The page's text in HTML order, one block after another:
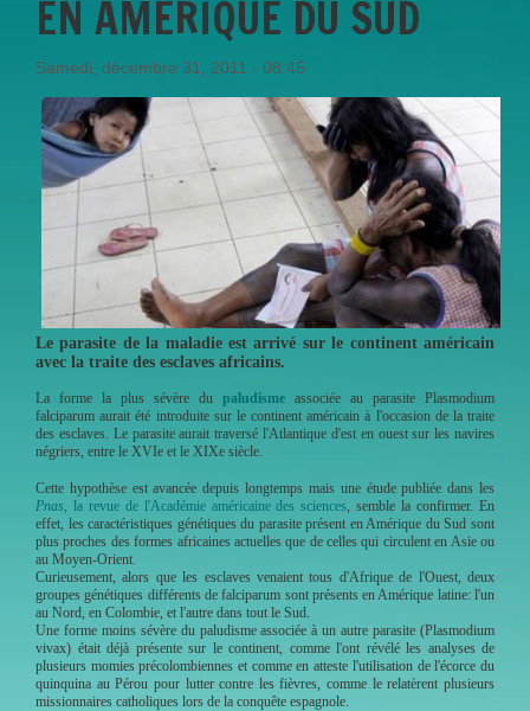
EN AMÉRIQUE DU SUD
Samedi, décembre 31, 2011 - 08:45
Le parasite de la maladie est arrivé sur le continent américain
avec la traite des esclaves africains.
La forme la plus sévère du paludisme associée au parasite Plasmodium
falciparum aurait été introduite sur le continent américain à l'occasion de la traite
des esclaves. Le parasite aurait traversé l'Atlantique d'est en ouest sur les navires
négriers, entre le XVIe et le XIXe siècle.
Cette hypothèse est avancée depuis longtemps mais une étude publiée dans les
Pnas , la revue de l'Académie américaine des sciences , semble la confirmer. En
effet, les caractéristiques génétiques du parasite présent en Amérique du Sud sont
plus proches des formes africaines actuelles que de celles qui circulent en Asie ou
au Moyen-Orient.
Curieusement, alors que les esclaves venaient tous d'Afrique de l'Ouest, deux
groupes génétiques différents de falciparum sont présents en Amérique latine: l'un
au Nord, en Colombie, et l'autre dans tout le Sud.
Une forme moins sévère du paludisme associée à un autre parasite (Plasmodium
vivax) était déjà présente sur le continent, comme l'ont révélé les analyses de
plusieurs momies précolombiennes et comme en atteste l'utilisation de l'écorce du
quinquina au Pérou pour lutter contre les fièvres, comme le relatèrent plusieurs
missionnaires catholiques lors de la conquête espagnole.